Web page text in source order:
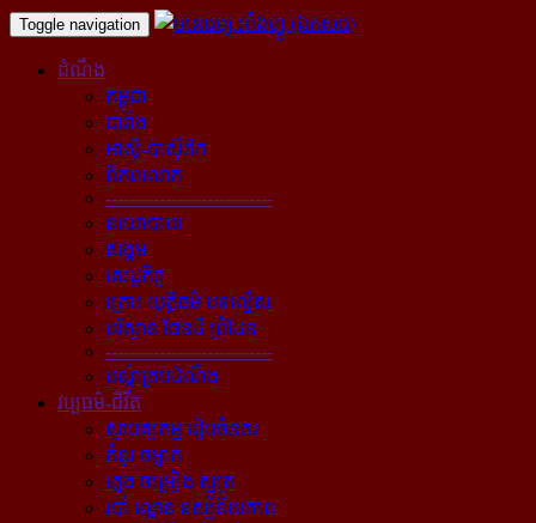
Toggle navigation
ដំណឹង
កម្ពុជា
បារាំង
អាស៊ី-ប៉ាស៊ីភិក
ពិភពលោក
----------------------------
នយោបាយ
សង្គម
សេដ្ឋកិច្ច
គ្រោះ យុត្តិធម៌ បទល្មើស
បរិស្ថាន ផែនដី ព្រំដែន
----------------------------
បណ្ដុំគ្រប់ដំណឹង
វប្បធម៌-ជីវិត
ស្ថាបត្យកម្ម រៀបចំនគរ
គំនូរ ចម្លាក់
ភ្លេង ចម្រៀង ស្មូត្រ
របាំ ល្ខោន ទស្សនីយភាព